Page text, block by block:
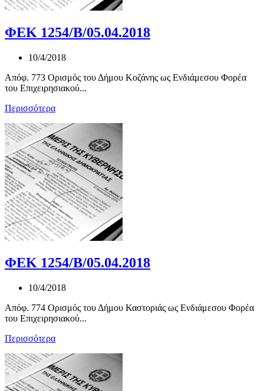
ΦΕΚ 1254/Β/05.04.2018
10/4/2018
Απόφ. 773 Ορισμός του Δήμου Κοζάνης ως Ενδιάμεσου Φορέα
του Επιχειρησιακού...
Περισσότερα
ΦΕΚ 1254/Β/05.04.2018
10/4/2018
Απόφ. 774 Ορισμός του Δήμου Καστοριάς ως Ενδιάμεσου Φορέα
του Επιχειρησιακού...
Περισσότερα